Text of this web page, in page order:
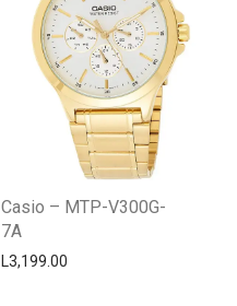
Casio – MTP-V300G-
7A
L3,199.00